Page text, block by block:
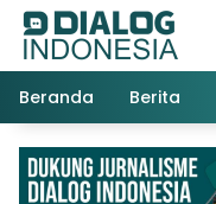
Langsung
konten
Beranda
Berita